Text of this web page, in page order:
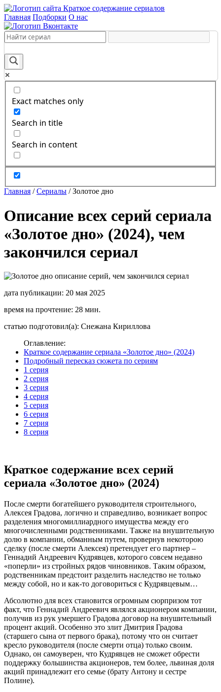
Краткое содержание сериалов
Главная Подборки О нас
Exact matches only
Search in title
Search in content
Главная /Сериалы /Золотое дно
Описание всех серий сериала
«Золотое дно» (2024), чем
закончился сериал
дата публикации: 20 мая 2025
время на прочтение: 28 мин.
статью подготовил(а): Снежана Кириллова
Оглавление:
Краткое содержание сериала «Золотое дно» (2024)
Подробный пересказ сюжета по сериям
1 серия
2 серия
3 серия
4 серия
5 серия
6 серия
7 серия
8 серия
Краткое содержание всех серий
сериала «Золотое дно» (2024)
После смерти богатейшего руководителя строительного,
Алексея Градова, логично и справедливо, возникает вопрос
разделения многомиллиардного имущества между его
многочисленными родственниками. Также на внушительную
долю в компании, обманным путем, провернув некоторою
сделку (после смерти Алексея) претендует его партнер –
Геннадий Андреевич Кудрявцев, которого совсем недавно
«поперли» из стройных рядов чиновников. Таким образом,
родственникам предстоит разделить наследство не только
между собой, но и как-то договориться с Кудрявцевым…
Абсолютно для всех становится огромным сюрпризом тот
факт, что Геннадий Андреевич являлся акционером компании,
получив из рук умершего Градова договор на внушительный
процент акций. Особенно это злит Дмитрия Градова
(старшего сына от первого брака), потому что он считает
кресло руководителя (после смерти отца) только своим.
Однако, он самоуверен, что Кудрявцев не сможет обрести
поддержку большинства акционеров, тем более, львиная доля
акций принадлежит его семье (брату Антону и сестре
Полине).